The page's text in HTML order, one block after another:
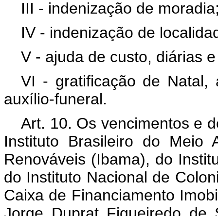
III - indenização de
IV - indenização de
V - ajuda de custo, diárias
VI - gratificação de Natal,
auxílio-funeral.
Art. 10. Os vencimentos e
Instituto Brasileiro do Meio
Renováveis (Ibama), do
do Instituto Nacional de
Caixa de Financiamento